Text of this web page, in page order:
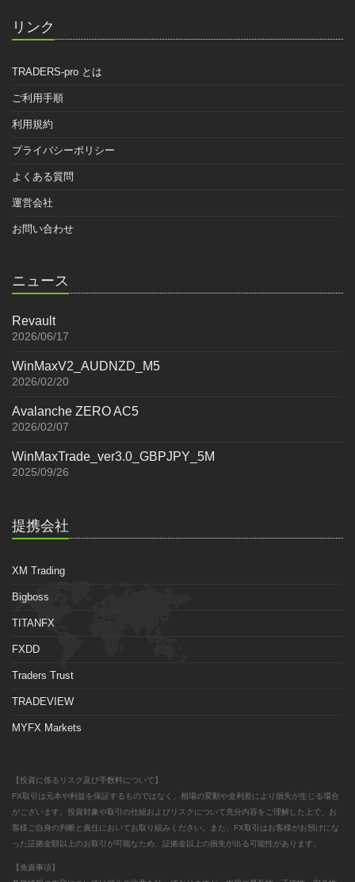
リンク
TRADERS-pro とは
ご利用手順
利用規約
プライバシーポリシー
よくある質問
運営会社
お問い合わせ
ニュース
Revault
2026/06/17
WinMaxV2_AUDNZD_M5
2026/02/20
Avalanche ZERO AC5
2026/02/07
WinMaxTrade_ver3.0_GBPJPY_5M
2025/09/26
提携会社
XM Trading
Bigboss
TITANFX
FXDD
Traders Trust
TRADEVIEW
MYFX Markets
【投資に係るリスク及び手数料について】
FX取引は元本や利益を保証するものではなく、相場の変動や金利差により損失が生じる場合
がございます。投資対象や取引の仕組およびリスクについて充分内容をご理解した上で、お
客様ご自身の判断と責任においてお取り組みください。また、FX取引はお客様がお預けにな
った証拠金額以上のお取引が可能なため、証拠金以上の損失が出る可能性があります。
【免責事項】